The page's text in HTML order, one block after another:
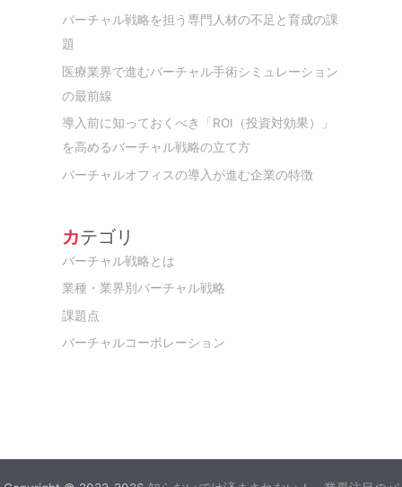
バーチャル戦略を担う専門人材の不足と育成の課
題
医療業界で進むバーチャル手術シミュレーション
の最前線
導入前に知っておくべき「ROI（投資対効果）」
を高めるバーチャル戦略の立て方
バーチャルオフィスの導入が進む企業の特徴
カテゴリ
バーチャル戦略とは
業種・業界別バーチャル戦略
課題点
バーチャルコーポレーション